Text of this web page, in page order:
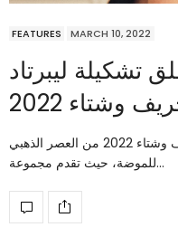
FEATURES MARCH 10, 2022
تشكيلة ليبرتاد
وشتاء 2022
تستوحي علامة جوانا أورتيز تشكيلة خريف وشتاء 2022 من العصر الذهبي
للموضة، حيث تقدم مجموعة…